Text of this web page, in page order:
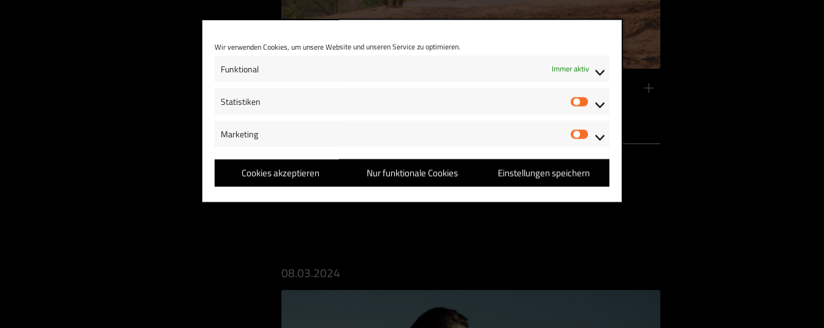
Wir verwenden Cookies, um unsere Website und unseren Service zu optimieren.
Funktional Immer aktiv
Statistiken Statistiken
Marketing Marketing
Cookies akzeptieren Nur funktionale Cookies Einstellungen speichern
Dieses Lied schrieb ich für die kleine Tochter eines langjährigen Fans.
08.03.2024